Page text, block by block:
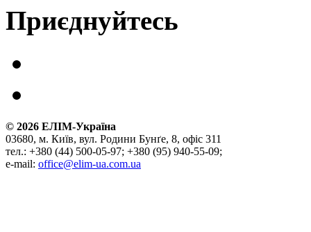
Приєднуйтесь
© 2026 ЕЛІМ-Україна
03680, м. Київ, вул. Родини Бунґе, 8, офіс 311
тел.: +380 (44) 500-05-97; +380 (95) 940-55-09;
e-mail: office@elim-ua.com.ua